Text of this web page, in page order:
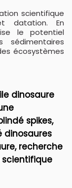
scientifique
datation. En
le potentiel
sédimentaires
écosystèmes
dinosaure
spikes,
dinosaures
recherche